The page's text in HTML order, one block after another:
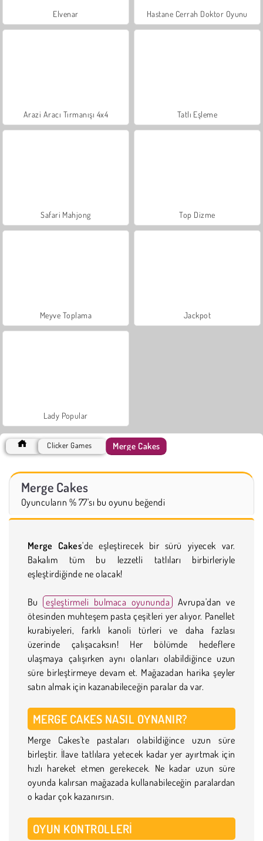
Elvenar Hastane Cerrah Doktor Oyunu
Arazi Aracı Tırmanışı 4x4 Tatlı Eşleme
Safari Mahjong Top Dizme
Meyve Toplama Jackpot
Lady Popular
Clicker Games Merge Cakes
Merge Cakes
Oyuncuların % 77'sı bu oyunu beğendi
Merge Cakes'de eşleştirecek bir sürü yiyecek var.
Bakalım tüm bu lezzetli tatlıları birbirleriyle
eşleştirdiğinde ne olacak!
Bu eşleştirmeli bulmaca oyununda
Avrupa'dan ve
ötesinden muhteşem pasta çeşitleri yer alıyor. Panellet
kurabiyeleri, farklı kanoli türleri ve daha fazlası
üzerinde çalışacaksın! Her bölümde hedeflere
ulaşmaya çalışırken aynı olanları olabildiğince uzun
süre birleştirmeye devam et. Mağazadan harika şeyler
satın almak için kazanabileceğin paralar da var.
MERGE CAKES NASIL OYNANIR?
Merge Cakes'te pastaları olabildiğince uzun süre
birleştir. İlave tatlılara yetecek kadar yer ayırtmak için
hızlı hareket etmen gerekecek. Ne kadar uzun süre
oyunda kalırsan mağazada kullanabileceğin paralardan
o kadar çok kazanırsın.
OYUN KONTROLLERI